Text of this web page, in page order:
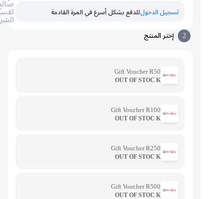
صالح
لقسيمة
تسجيل الدخول للدفع بشكل أسرع في المرة القادمة
إختر المنتج
Gift Voucher R50
OUT OF STOC K
Gift Voucher R100
OUT OF STOC K
Gift Voucher R250
OUT OF STOC K
Gift Voucher R500
OUT OF STOC K